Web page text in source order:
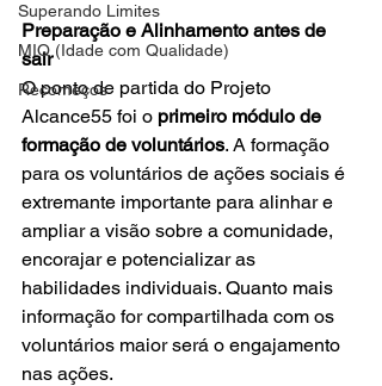
Superando Limites
MIQ (Idade com Qualidade)
Recomeços
Preparação e Alinhamento antes de
sair
O ponto de partida do Projeto
Alcance55 foi o primeiro módulo de
formação de voluntários. A formação
para os voluntários de ações sociais é
extremante importante para alinhar e
ampliar a visão sobre a comunidade,
encorajar e potencializar as
habilidades individuais. Quanto mais
informação for compartilhada com os
voluntários maior será o engajamento
nas ações.